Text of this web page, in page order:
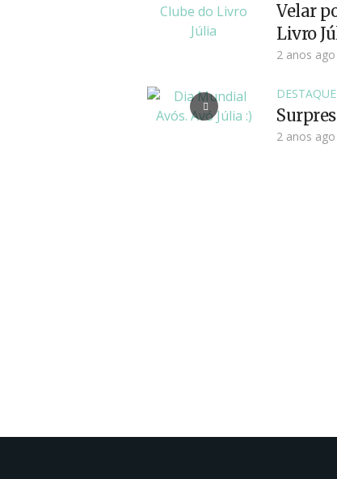
Velar
Livro
2 anos ago
DESTAQUE
2 anos ago